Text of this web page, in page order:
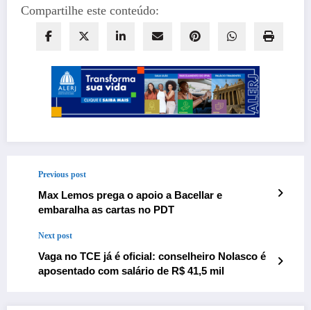
Compartilhe este conteúdo:
Previous post
Max Lemos prega o apoio a Bacellar e
embaralha as cartas no PDT
Next post
Vaga no TCE já é oficial: conselheiro Nolasco é
aposentado com salário de R$ 41,5 mil